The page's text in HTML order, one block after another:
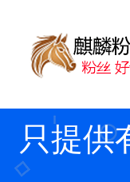
只提供